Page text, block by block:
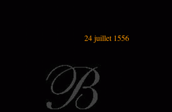
24 juillet 1556